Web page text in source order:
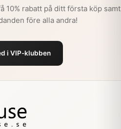
10% rabatt på ditt första köp samt
före alla andra!
i VIP-klubben